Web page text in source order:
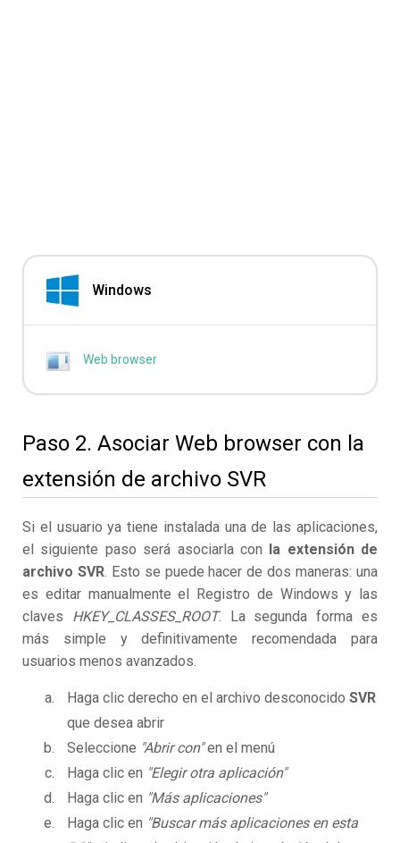
Windows
Web browser
Paso 2. Asociar Web browser con la
extensión de archivo SVR
Si el usuario ya tiene instalada una de las aplicaciones,
el siguiente paso será asociarla con la extensión de
archivo SVR. Esto se puede hacer de dos maneras: una
es editar manualmente el Registro de Windows y las
claves HKEY_CLASSES_ROOT. La segunda forma es
más simple y definitivamente recomendada para
usuarios menos avanzados.
Haga clic derecho en el archivo desconocido SVR
que desea abrir
Seleccione "Abrir con"en el menú
Haga clic en "Elegir otra aplicación"
Haga clic en "Más aplicaciones"
Haga clic en "Buscar más aplicaciones en esta